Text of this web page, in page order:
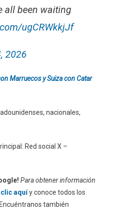
all been waiting
ugCRWkkjJf
2026
Marruecos y Suiza con Catar
nacionales,
Red social X –
Para obtener información
clic aquíy conoce todos los
. Encuéntranos también